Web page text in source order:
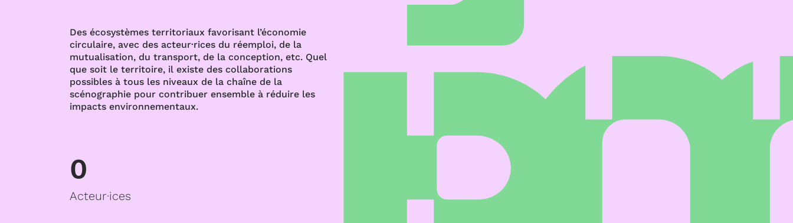
Des écosystèmes territoriaux favorisant l’économie
circulaire, avec des acteur·rices du réemploi, de la
mutualisation, du transport, de la conception, etc. Quel
que soit le territoire, il existe des collaborations
possibles à tous les niveaux de la chaîne de la
scénographie pour contribuer ensemble à réduire les
impacts environnementaux.
0
Acteur·ices